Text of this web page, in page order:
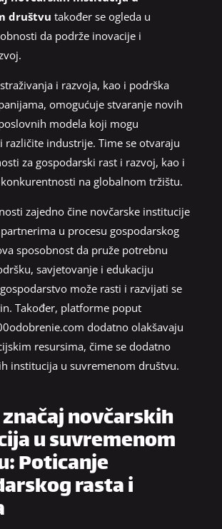
društvu također se ogleda u
da podrže inovacije i
i razvoja, kao i podrška
omogućuje stvaranje novih
modela koji mogu
industrije. Time se otvaraju
za gospodarski rast i razvoj, kao i
na globalnom tržištu.
zajedno čine novčarske institucije
u procesu gospodarskog
sposobnost da pruže potrebnu
savjetovanje i edukaciju
može rasti i razvijati se
Također, platforme poput
dodatno olakšavaju
resursima, čime se dodatno
institucija u suvremenom društvu.
novčarskih
u suvremenom
Poticanje
rasta i